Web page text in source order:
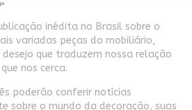
inédita no Brasil sobre o
variadas peças do mobiliário,
que traduzem nossa relação
nos cerca.
poderão conferir notícias
sobre o mundo da decoração, suas